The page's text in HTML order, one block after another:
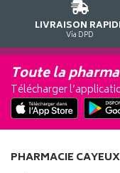
LIVRAISON
Via DPD
Toute la
Télécharger
PHARMACIE CAYEUX